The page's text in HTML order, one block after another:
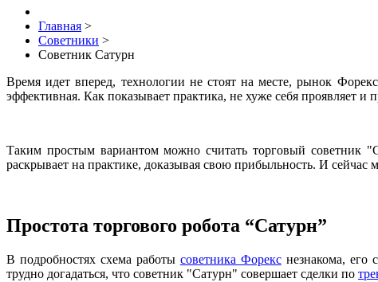
Главная >
Советники >
Советник Сатурн
Время идет вперед, технологии не стоят на месте, рынок
эффективная. Как показывает практика, не хуже себя проявляет и
Таким простым вариантом можно считать торговый советник
раскрывает на практике, доказывая свою прибыльность. И
Простота торгового робота “Сатурн”
В подробностях схема работы советника Форекснезнакома, его
трудно догадаться, что советник "Сатурн" совершает сделки по